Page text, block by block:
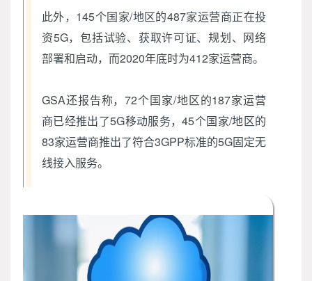
此外，145个国家/地区的487家运营商正在投
资5G，包括试验、获取许可证、规划、网络
部署和启动，而2020年底时为412家运营商。
GSA还报告称，72个国家/地区的187家运营
商已经推出了5G移动服务，45个国家/地区的
83家运营商推出了符合3GPP标准的5G固定无
线接入服务。